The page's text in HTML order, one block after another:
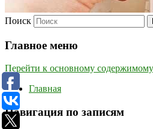
Поиск
Главное меню
Перейти к основному содержимому
Главная
Навигация по записям